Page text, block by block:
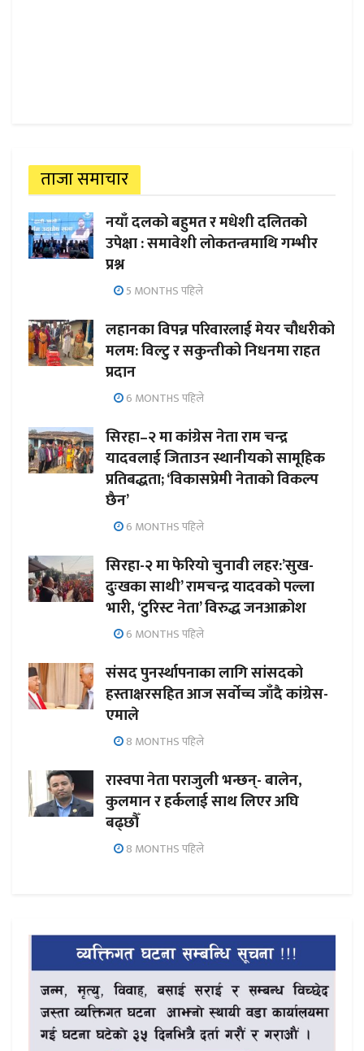
ताजा समाचार
नयाँ दलको बहुमत र मधेशी दलितको
उपेक्षा : समावेशी लोकतन्त्रमाथि गम्भीर
प्रश्न
5 MONTHS पहिले
लहानका विपन्न परिवारलाई मेयर चौधरीको
मलम: विल्टु र सकुन्तीको निधनमा राहत
प्रदान
6 MONTHS पहिले
सिरहा–२ मा कांग्रेस नेता राम चन्द्र
यादवलाई जिताउन स्थानीयको सामूहिक
प्रतिबद्धता; ‘विकासप्रेमी नेताको विकल्प
छैन’
6 MONTHS पहिले
सिरहा-२ मा फेरियो चुनावी लहर:’सुख-
दुःखका साथी’ रामचन्द्र यादवको पल्ला
भारी, ‘टुरिस्ट नेता’ विरुद्ध जनआक्रोश
6 MONTHS पहिले
संसद पुनर्स्थापनाका लागि सांसदको
हस्ताक्षरसहित आज सर्वोच्च जाँदै कांग्रेस-
एमाले
8 MONTHS पहिले
रास्वपा नेता पराजुली भन्छन्- बालेन,
कुलमान र हर्कलाई साथ लिएर अघि
बढ्छौँ
8 MONTHS पहिले